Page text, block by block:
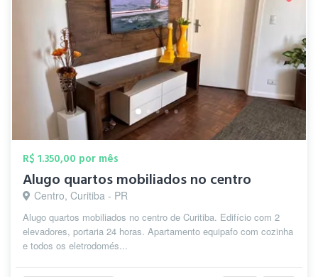
R$ 1.350,00 por mês
Alugo quartos mobiliados no centro
Centro, Curitiba - PR
Alugo quartos mobiliados no centro de Curitiba. Edifício com 2
elevadores, portaria 24 horas. Apartamento equipafo com cozinha
e todos os eletrodomés...